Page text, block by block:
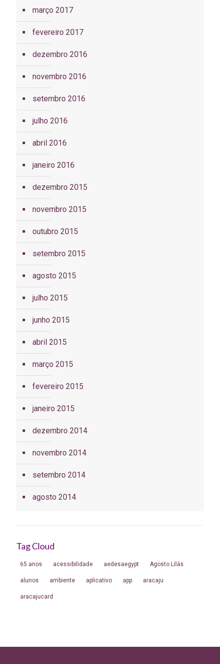
março 2017
fevereiro 2017
dezembro 2016
novembro 2016
setembro 2016
julho 2016
abril 2016
janeiro 2016
dezembro 2015
novembro 2015
outubro 2015
setembro 2015
agosto 2015
julho 2015
junho 2015
abril 2015
março 2015
fevereiro 2015
janeiro 2015
dezembro 2014
novembro 2014
setembro 2014
agosto 2014
Tag Cloud
65 anos acessibilidade aedesaegypt Agosto Lilás
alunos ambiente aplicativo app aracaju
aracajucard